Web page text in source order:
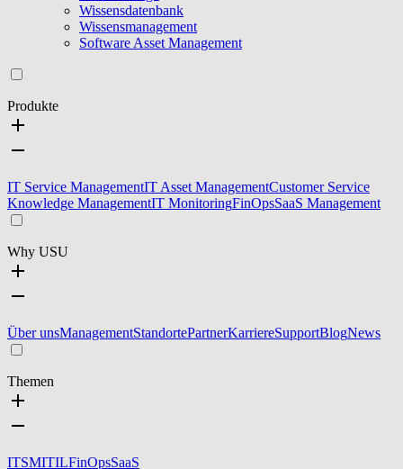
Wissensdatenbank
Wissensmanagement
Software Asset Management
Produkte
IT Service ManagementIT Asset ManagementCustomer Service
Knowledge ManagementIT MonitoringFinOpsSaaS Management
Why USU
Über unsManagementStandortePartnerKarriereSupportBlogNews
Themen
ITSMITILFinOpsSaaS